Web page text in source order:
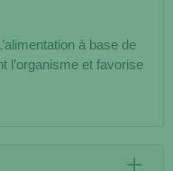
à base de
l’organisme et favorise